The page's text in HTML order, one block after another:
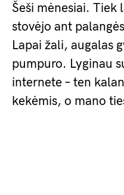
Šeši mėnesiai.
stovėjo ant
Lapai žali, augalas
pumpuro. Lyginau
internete – ten
kekėmis, o mano